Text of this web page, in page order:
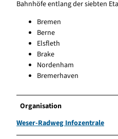
Bahnhöfe entlang der siebten
Bremen
Berne
Elsfleth
Brake
Nordenham
Bremerhaven
Organisation
Weser-Radweg Infozentrale